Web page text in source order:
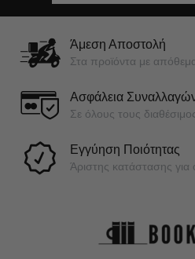
Άμεση Αποστολή
Στα προϊόντα με
Ασφάλεια
Σε όλους τους
Εγγύηση Ποιότητας
Άριστης κατάστασης για